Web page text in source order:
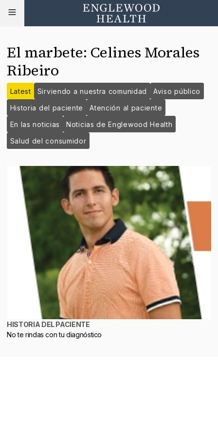
El marbete: Celines Morales
Ribeiro
Latest Sirviendo a nuestra comunidad
Aviso público
Historia del paciente
Atención al paciente
En las noticias
Noticias de Englewood Health
Salud del consumidor
HISTORIA DEL PACIENTE
No te rindas con tu diagnóstico